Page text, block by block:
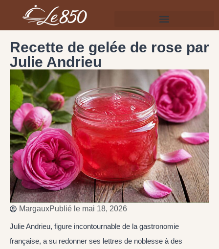
Recette de gelée de rose par
Julie Andrieu
MargauxPublié le mai 18, 2026
Julie Andrieu, figure incontournable de la gastronomie
française, a su redonner ses lettres de noblesse à des